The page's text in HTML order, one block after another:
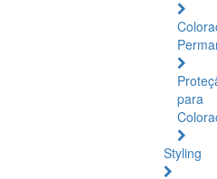
para
Styling